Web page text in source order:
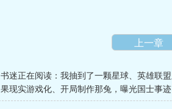
上一章
书迷正在阅读： 我抽到了一颗星球、 英雄联
果现实游戏化、 开局制作那兔，曝光国士事迹